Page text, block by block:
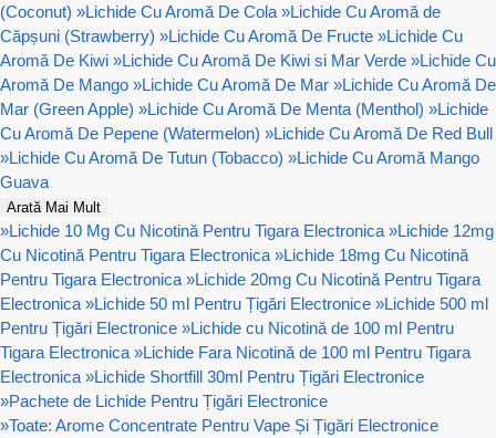
(Coconut) »Lichide Cu Aromă De Cola »Lichide Cu Aromă de
Căpșuni (Strawberry) »Lichide Cu Aromă De Fructe »Lichide Cu
Aromă De Kiwi »Lichide Cu Aromă De Kiwi si Mar Verde »Lichide Cu
Aromă De Mango »Lichide Cu Aromă De Mar »Lichide Cu Aromă De
Mar (Green Apple) »Lichide Cu Aromă De Menta (Menthol) »Lichide
Cu Aromă De Pepene (Watermelon) »Lichide Cu Aromă De Red Bull
»Lichide Cu Aromă De Tutun (Tobacco) »Lichide Cu Aromă Mango
Guava
Arată Mai Mult
»Lichide 10 Mg Cu Nicotină Pentru Tigara Electronica »Lichide 12mg
Cu Nicotină Pentru Tigara Electronica »Lichide 18mg Cu Nicotină
Pentru Tigara Electronica »Lichide 20mg Cu Nicotină Pentru Tigara
Electronica »Lichide 50 ml Pentru Țigări Electronice »Lichide 500 ml
Pentru Țigări Electronice »Lichide cu Nicotină de 100 ml Pentru
Tigara Electronica »Lichide Fara Nicotină de 100 ml Pentru Tigara
Electronica »Lichide Shortfill 30ml Pentru Țigări Electronice
»Pachete de Lichide Pentru Țigări Electronice
»Toate: Arome Concentrate Pentru Vape Și Țigări Electronice